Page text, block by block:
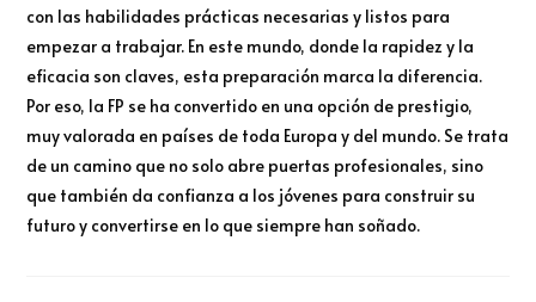
con las habilidades prácticas necesarias y listos para
empezar a trabajar. En este mundo, donde la rapidez y la
eficacia son claves, esta preparación marca la diferencia.
Por eso, la FP se ha convertido en una opción de prestigio,
muy valorada en países de toda Europa y del mundo. Se trata
de un camino que no solo abre puertas profesionales, sino
que también da confianza a los jóvenes para construir su
futuro y convertirse en lo que siempre han soñado.